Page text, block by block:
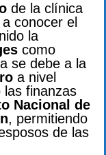
de la clínica
conocer el
la
como
se debe a la
a nivel
las finanzas
Nacional de
, permitiendo
de las